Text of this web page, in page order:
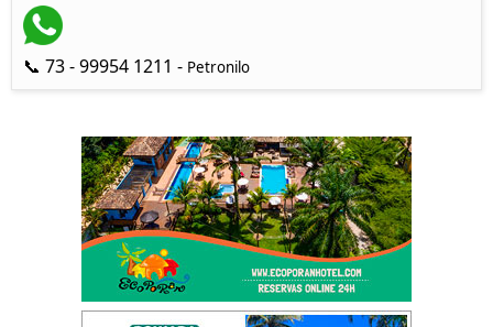
📞 73 - 99954 1211 - Petronilo